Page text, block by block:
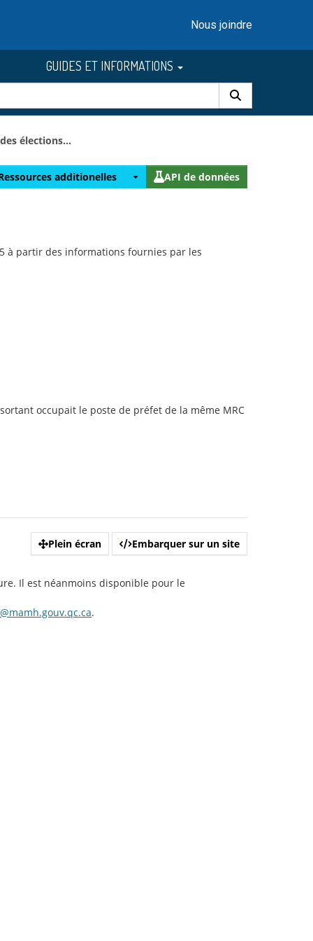
Nous joindre
GUIDES ET INFORMATIONS
élections...
additionelles API de données
à partir des informations fournies par les
occupait le poste de préfet de la même MRC
Plein écran Embarquer sur un site
Il est néanmoins disponible pour le
.